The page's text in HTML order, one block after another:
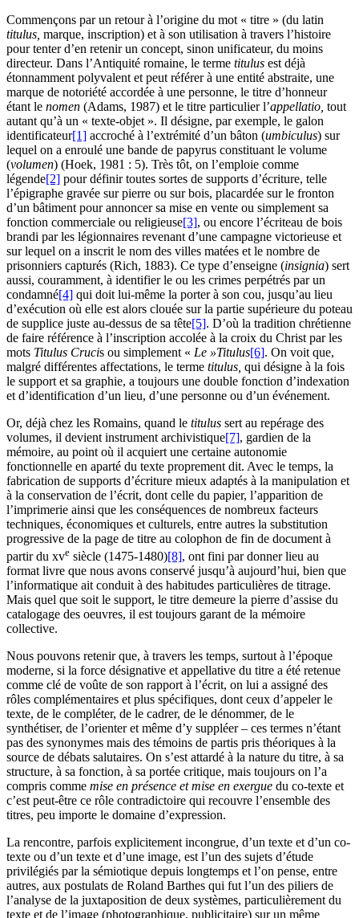
Commençons par un retour à l’origine du mot « titre » (du latin
titulus, marque, inscription) et à son utilisation à travers l’histoire
pour tenter d’en retenir un concept, sinon unificateur, du moins
directeur. Dans l’Antiquité romaine, le terme titulus est déjà
étonnamment polyvalent et peut référer à une entité abstraite, une
marque de notoriété accordée à une personne, le titre d’honneur
étant le nomen (Adams, 1987) et le titre particulier l’appellatio, tout
autant qu’à un « texte-objet ». Il désigne, par exemple, le galon
identificateur[1] accroché à l’extrémité d’un bâton (umbiculus) sur
lequel on a enroulé une bande de papyrus constituant le volume
(volumen) (Hoek, 1981 : 5). Très tôt, on l’emploie comme
légende[2] pour définir toutes sortes de supports d’écriture, telle
l’épigraphe gravée sur pierre ou sur bois, placardée sur le fronton
d’un bâtiment pour annoncer sa mise en vente ou simplement sa
fonction commerciale ou religieuse[3], ou encore l’écriteau de bois
brandi par les légionnaires revenant d’une campagne victorieuse et
sur lequel on a inscrit le nom des villes matées et le nombre de
prisonniers capturés (Rich, 1883). Ce type d’enseigne (insignia) sert
aussi, couramment, à identifier le ou les crimes perpétrés par un
condamné[4] qui doit lui-même la porter à son cou, jusqu’au lieu
d’exécution où elle est alors clouée sur la partie supérieure du poteau
de supplice juste au-dessus de sa tête[5]. D’où la tradition chrétienne
de faire référence à l’inscription accolée à la croix du Christ par les
mots Titulus Crucis ou simplement « Le »Titulus[6]. On voit que,
malgré différentes affectations, le terme titulus, qui désigne à la fois
le support et sa graphie, a toujours une double fonction d’indexation
et d’identification d’un lieu, d’une personne ou d’un événement.
Or, déjà chez les Romains, quand le titulus sert au repérage des
volumes, il devient instrument archivistique[7], gardien de la
mémoire, au point où il acquiert une certaine autonomie
fonctionnelle en aparté du texte proprement dit. Avec le temps, la
fabrication de supports d’écriture mieux adaptés à la manipulation et
à la conservation de l’écrit, dont celle du papier, l’apparition de
l’imprimerie ainsi que les conséquences de nombreux facteurs
techniques, économiques et culturels, entre autres la substitution
progressive de la page de titre au colophon de fin de document à
partir du xve siècle (1475-1480)[8], ont fini par donner lieu au
format livre que nous avons conservé jusqu’à aujourd’hui, bien que
l’informatique ait conduit à des habitudes particulières de titrage.
Mais quel que soit le support, le titre demeure la pierre d’assise du
catalogage des oeuvres, il est toujours garant de la mémoire
collective.
Nous pouvons retenir que, à travers les temps, surtout à l’époque
moderne, si la force désignative et appellative du titre a été retenue
comme clé de voûte de son rapport à l’écrit, on lui a assigné des
rôles complémentaires et plus spécifiques, dont ceux d’appeler le
texte, de le compléter, de le cadrer, de le dénommer, de le
synthétiser, de l’orienter et même d’y suppléer – ces termes n’étant
pas des synonymes mais des témoins de partis pris théoriques à la
source de débats salutaires. On s’est attardé à la nature du titre, à sa
structure, à sa fonction, à sa portée critique, mais toujours on l’a
compris comme mise en présence et mise en exergue du co-texte et
c’est peut-être ce rôle contradictoire qui recouvre l’ensemble des
titres, peu importe le domaine d’expression.
La rencontre, parfois explicitement incongrue, d’un texte et d’un co-
texte ou d’un texte et d’une image, est l’un des sujets d’étude
privilégiés par la sémiotique depuis longtemps et l’on pense, entre
autres, aux postulats de Roland Barthes qui fut l’un des piliers de
l’analyse de la juxtaposition de deux systèmes, particulièrement du
texte et de l’image (photographique, publicitaire) sur un même